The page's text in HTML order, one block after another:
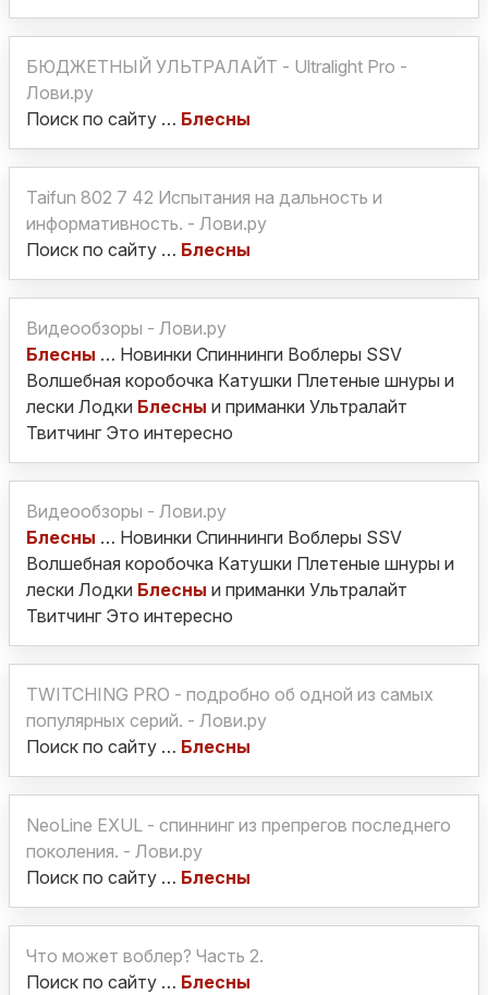
БЮДЖЕТНЫЙ УЛЬТРАЛАЙТ - Ultralight Pro -
Лови.ру
Поиск по сайту … Блесны
Taifun 802 7 42 Испытания на дальность и
информативность. - Лови.ру
Поиск по сайту … Блесны
Видеообзоры - Лови.ру
Блесны … Новинки Спиннинги Воблеры SSV
Волшебная коробочка Катушки Плетеные шнуры и
лески Лодки Блесны и приманки Ультралайт
Твитчинг Это интересно
Видеообзоры - Лови.ру
Блесны … Новинки Спиннинги Воблеры SSV
Волшебная коробочка Катушки Плетеные шнуры и
лески Лодки Блесны и приманки Ультралайт
Твитчинг Это интересно
TWITCHING PRO - подробно об одной из самых
популярных серий. - Лови.ру
Поиск по сайту … Блесны
NeoLine EXUL - спиннинг из препрегов последнего
поколения. - Лови.ру
Поиск по сайту … Блесны
Что может воблер? Часть 2.
Поиск по сайту … Блесны